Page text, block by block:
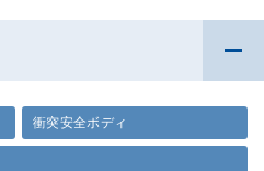
衝突安全ボディ